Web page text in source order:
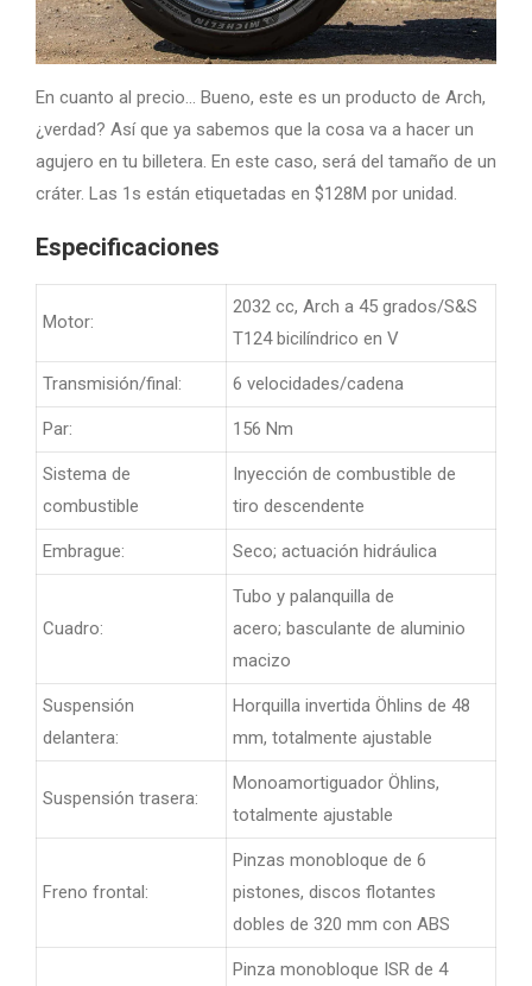
En cuanto al precio… Bueno, este es un producto de Arch,
¿verdad? Así que ya sabemos que la cosa va a hacer un
agujero en tu billetera. En este caso, será del tamaño de un
cráter. Las 1s están etiquetadas en $128M por unidad.
Especificaciones
Motor:
2032 cc, Arch a 45 grados/S&S
T124 bicilíndrico en V
Transmisión/final: 6 velocidades/cadena
Par: 156 Nm
Sistema de
combustible
Inyección de combustible de
tiro descendente
Embrague: Seco; actuación hidráulica
Cuadro:
Tubo y palanquilla de
acero; basculante de aluminio
macizo
Suspensión
delantera:
Horquilla invertida Öhlins de 48
mm, totalmente ajustable
Suspensión trasera:
Monoamortiguador Öhlins,
totalmente ajustable
Freno frontal:
Pinzas monobloque de 6
pistones, discos flotantes
dobles de 320 mm con ABS
Pinza monobloque ISR de 4